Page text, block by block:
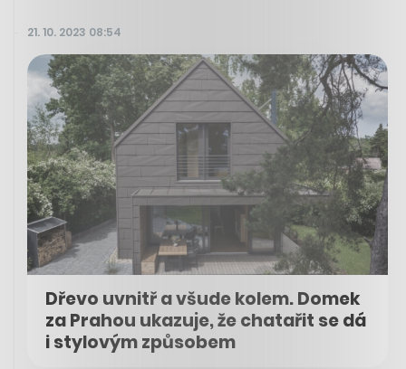
21. 10. 2023 08:54
Dřevo uvnitř a všude kolem. Domek
za Prahou ukazuje, že chatařit se dá
i stylovým způsobem